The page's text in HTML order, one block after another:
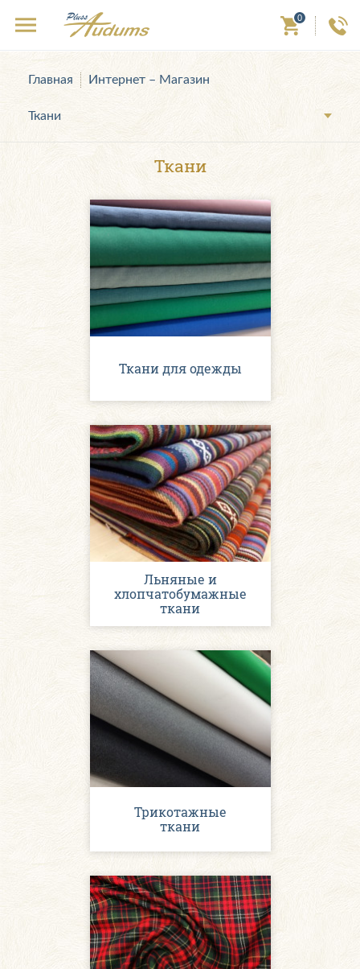
0
Главная Интернет – Магазин
Ткани
Ткани
Ткани для одежды
Льняные и
хлопчатобумажные
ткани
Трикотажные
ткани